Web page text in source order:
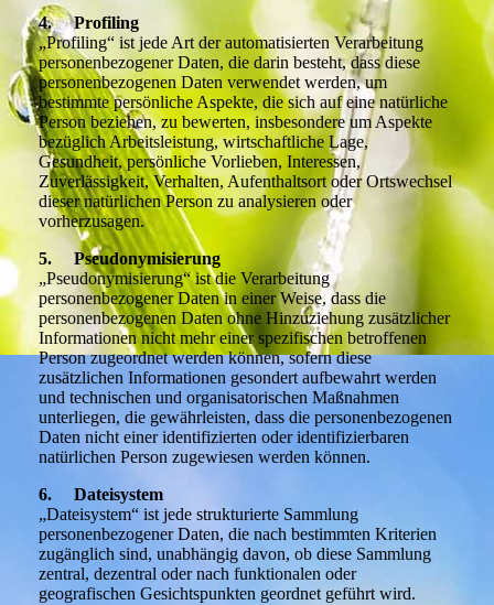
4. Profiling
„Profiling“ ist jede Art der automatisierten Verarbeitung
personenbezogener Daten, die darin besteht, dass diese
personenbezogenen Daten verwendet werden, um
bestimmte persönliche Aspekte, die sich auf eine natürliche
Person beziehen, zu bewerten, insbesondere um Aspekte
bezüglich Arbeitsleistung, wirtschaftliche Lage,
Gesundheit, persönliche Vorlieben, Interessen,
Zuverlässigkeit, Verhalten, Aufenthaltsort oder Ortswechsel
dieser natürlichen Person zu analysieren oder
vorherzusagen.
5. Pseudonymisierung
„Pseudonymisierung“ ist die Verarbeitung
personenbezogener Daten in einer Weise, dass die
personenbezogenen Daten ohne Hinzuziehung zusätzlicher
Informationen nicht mehr einer spezifischen betroffenen
Person zugeordnet werden können, sofern diese
zusätzlichen Informationen gesondert aufbewahrt werden
und technischen und organisatorischen Maßnahmen
unterliegen, die gewährleisten, dass die personenbezogenen
Daten nicht einer identifizierten oder identifizierbaren
natürlichen Person zugewiesen werden können.
6. Dateisystem
„Dateisystem“ ist jede strukturierte Sammlung
personenbezogener Daten, die nach bestimmten Kriterien
zugänglich sind, unabhängig davon, ob diese Sammlung
zentral, dezentral oder nach funktionalen oder
geografischen Gesichtspunkten geordnet geführt wird.